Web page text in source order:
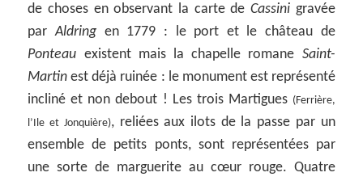
de choses en observant la carte de Cassinigravée
parAldring en 1779 : le port et le château de
Ponteau existent mais la chapelle romane Saint-
Martin est déjà ruinée : le monument est représenté
incliné et non debout ! Les trois Martigues (Ferrière,
l’Ile et Jonquière), reliées aux ilots de la passe par un
ensemble de petits ponts, sont représentées par
une sorte de marguerite au cœur rouge. Quatre